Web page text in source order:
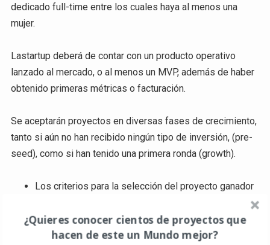
dedicado full-time entre los cuales haya al menos una
mujer.
Lastartup deberá de contar con un producto operativo
lanzado al mercado, o al menos un MVP, además de haber
obtenido primeras métricas o facturación.
Se aceptarán proyectos en diversas fases de crecimiento,
tanto si aún no han recibido ningún tipo de inversión, (pre-
seed), como si han tenido una primera ronda (growth).
Los criterios para la selección del proyecto ganador
Viabilidad y escalabilidad del proyecto
Innovación y tecnología
¿Quieres conocer cientos de proyectos que
hacen de este un Mundo mejor?